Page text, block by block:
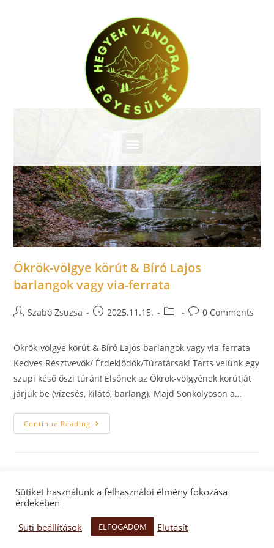
Ökrök-völgye körút & Bíró Lajos
barlangok vagy via-ferrata
Szabó Zsuzsa 2025.11.15. 0 Comments
Ökrök-völgye körút & Bíró Lajos barlangok vagy via-ferrata
Kedves Résztvevők/ Érdeklődők/Túratársak! Tarts velünk egy
szupi késő őszi túrán! Elsőnek az Ökrök-völgyének körútját
járjuk be (vízesés, kilátó, barlang). Majd Sonkolyoson a…
Continue Reading
Facebook oldal Facebook csoport
Sütiket használunk a felhasználói élmény fokozása
érdekében
Süti beállítások
ELFOGADOM Elutasít